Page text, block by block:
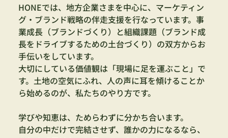
HONEでは、地方企業さまを中心に、マーケティン
グ・ブランド戦略の伴走支援を行なっています。事
業成長（ブランドづくり）と組織課題（ブランド成
長をドライブするための土台づくり）の双方からお
手伝いをしています。
大切にしている価値観は「現場に足を運ぶこと」で
す。土地の空気にふれ、人の声に耳を傾けることか
ら始めるのが、私たちのやり方です。
学びや知恵は、ためらわずに分かち合います。
自分の中だけで完結させず、誰かの力になるなら、